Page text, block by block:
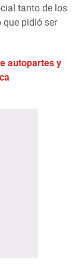
tanto de los
que pidió ser
autopartes y